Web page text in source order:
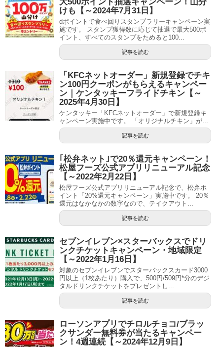
けも【～2024年7月31日】
dポイントで食べ回りスタンプラリーキャンペーン実
施です。 スタンプ獲得数に応じて抽選で最大500ポ
イント、すべてのスタンプをためると100...
記事を読む
「KFCネットオーダー」新規登録でチキ
ン100円クーポンがもらえるキャンペー
ン｜ケンタッキーフライドチキン【～
2025年4月30日】
ケンタッキー「KFCネットオーダー」で新規登録キ
ャンペーン実施中です。 「オリジナルチキン」が...
記事を読む
｢松弁ネット｣で20％還元キャンペーン！
松屋フーズ公式アプリリニューアル記念
【～2022年2月22日】
松屋フーズ公式アプリリニューアル記念で、松弁ポ
イント「20%還元キャンペーン」実施中です。 20％
還元はなかなかの数字なので、テイクアウト...
記事を読む
セブンイレブン×スターバックスでドリ
ンクチケットキャンペーン・地域限定
【～2022年1月16日】
対象のセブンイレブンでスターバックスカード3000
円以上（1枚あたり）購入で、500円/509円*分のデジ
タルドリンクチケットをプレゼントし...
記事を読む
ローソンアプリでチロルチョコ/ブラッ
クサンダー無料券が当たるキャンペー
ン！4週連続【～2024年12月9日】